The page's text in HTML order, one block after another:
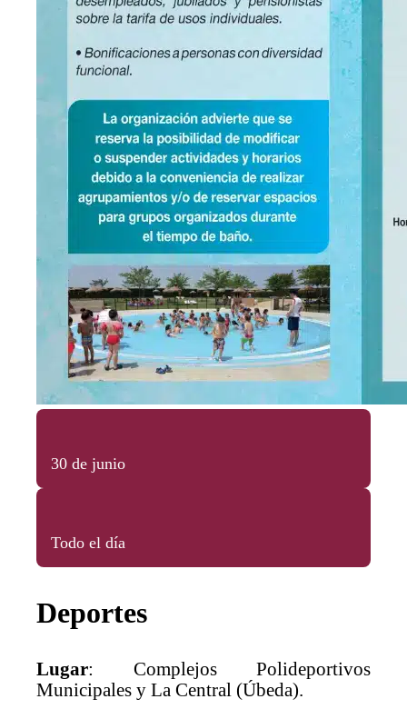
30 de junio
Todo el día
Deportes
Lugar: Complejos Polideportivos
Municipales y La Central (Úbeda).